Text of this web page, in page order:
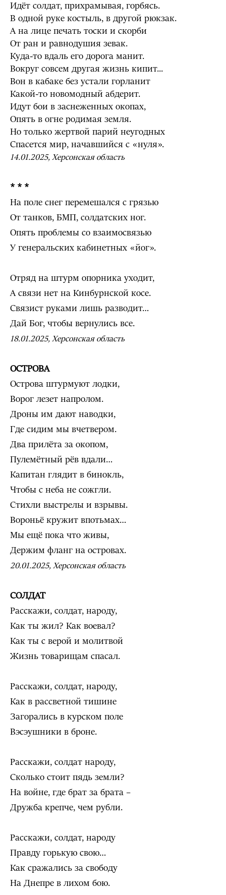
Идёт солдат, прихрамывая, горбясь.
В одной руке костыль, в другой рюкзак.
А на лице печать тоски и скорби
От ран и равнодушия зевак.
Куда-то вдаль его дорога манит.
Вокруг совсем другая жизнь кипит...
Вон в кабаке без устали горланит
Какой-то новомодный абдерит.
Идут бои в заснеженных окопах,
Опять в огне родимая земля.
Но только жертвой парий неугодных
Спасется мир, начавшийся с «нуля».
14.01.2025, Херсонская область
* * *
На поле снег перемешался с грязью
От танков, БМП, солдатских ног.
Опять проблемы со взаимосвязью
У генеральских кабинетных «йог».
Отряд на штурм опорника уходит,
А связи нет на Кинбурнской косе.
Связист руками лишь разводит…
Дай Бог, чтобы вернулись все.
18.01.2025, Херсонская область
ОСТРОВА
Острова штурмуют лодки,
Ворог лезет напролом.
Дроны им дают наводки,
Где сидим мы вчетвером.
Два прилёта за окопом,
Пулемётный рёв вдали…
Капитан глядит в бинокль,
Чтобы с неба не сожгли.
Стихли выстрелы и взрывы.
Вороньё кружит впотьмах…
Мы ещё пока что живы,
Держим фланг на островах.
20.01.2025, Херсонская область
СОЛДАТ
Расскажи, солдат, народу,
Как ты жил? Как воевал?
Как ты с верой и молитвой
Жизнь товарищам спасал.
Расскажи, солдат, народу,
Как в рассветной тишине
Загорались в курском поле
Вэсэушники в броне.
Расскажи, солдат народу,
Сколько стоит пядь земли?
На войне, где брат за брата –
Дружба крепче, чем рубли.
Расскажи, солдат, народу
Правду горькую свою…
Как сражались за свободу
На Днепре в лихом бою.